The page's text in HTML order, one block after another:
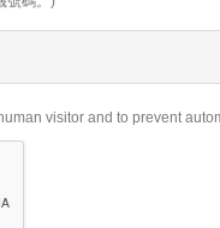
visitor and to prevent